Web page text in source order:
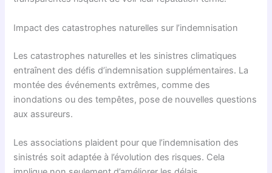
Impact des catastrophes naturelles sur l’indemnisation
Les catastrophes naturelles et les sinistres climatiques
entraînent des défis d’indemnisation supplémentaires. La
montée des événements extrêmes, comme des
inondations ou des tempêtes, pose de nouvelles questions
aux assureurs.
Les associations plaident pour que l’indemnisation des
sinistrés soit adaptée à l’évolution des risques. Cela